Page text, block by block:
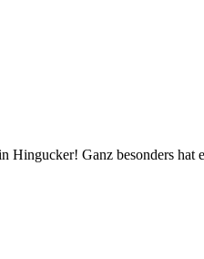
Ganz besonders hat